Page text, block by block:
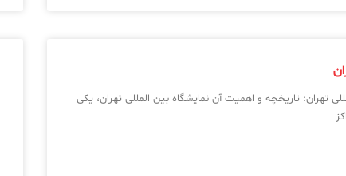
تهران: تاریخچه و اهمیت آن نمایشگاه بین‌ المللی تهران، یکی